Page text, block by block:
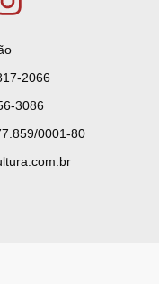
2066
3086
0001-80